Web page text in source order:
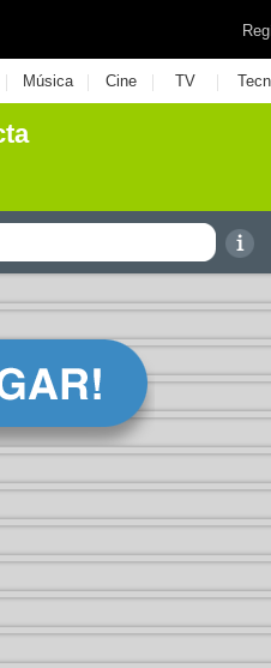
| Música | Cine | TV |